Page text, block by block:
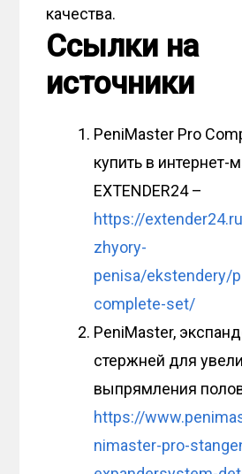
качества.
Ссылки на
источники
PeniMaster Pro
купить в интернет-
EXTENDER24 –
https://
zhyory-
penisa/ekstendery/
complete-set/
PeniMaster,
стержней для
выпрямления
https://
nimaster-pro-